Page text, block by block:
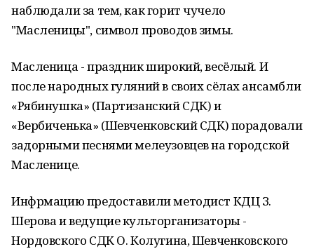
наблюдали за тем, как горит чучело
"Масленицы", символ проводов зимы.
Масленица - праздник широкий, весёлый. И
после народных гуляний в своих сёлах ансамбли
«Рябинушка» (Партизанский СДК) и
«Вербиченька» (Шевченковский СДК) порадовали
задорными песнями мелеузовцев на городской
Масленице.
Инфрмацию предоставили методист КДЦ З.
Шерова и ведущие культорганизаторы -
Нордовского СДК О. Колугина, Шевченковского